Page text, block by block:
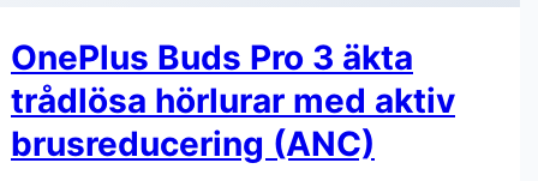
OnePlus Buds Pro 3 äkta
trådlösa hörlurar med aktiv
brusreducering (ANC)